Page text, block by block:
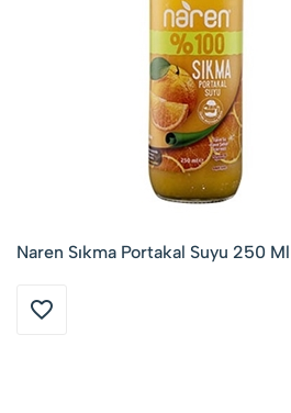
Naren Sıkma Portakal Suyu 250